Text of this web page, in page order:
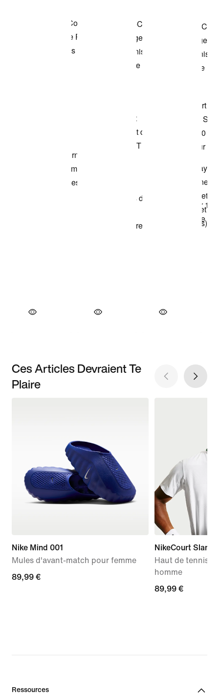
Ces Articles Devraient Te
Plaire
Nike Mind 001
Mules d'avant-match pour femme
89,99 €
89,99 €
NikeCourt Slam
Haut de tennis
homme
89,99 €
89,99 €
Ressources